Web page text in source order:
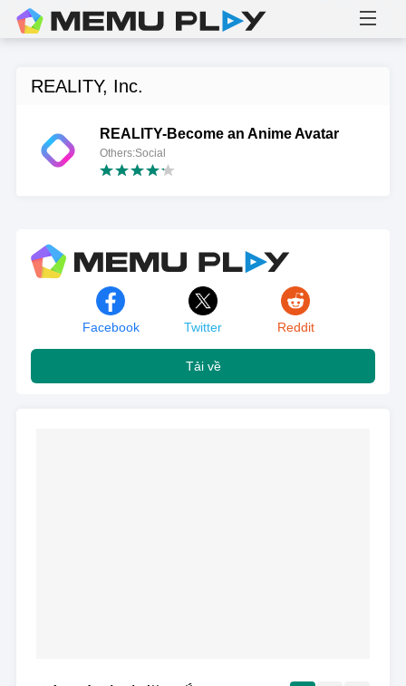
REALITY, Inc.
REALITY-Become an Anime Avatar
Others:Social
Facebook Twitter Reddit
Tải về